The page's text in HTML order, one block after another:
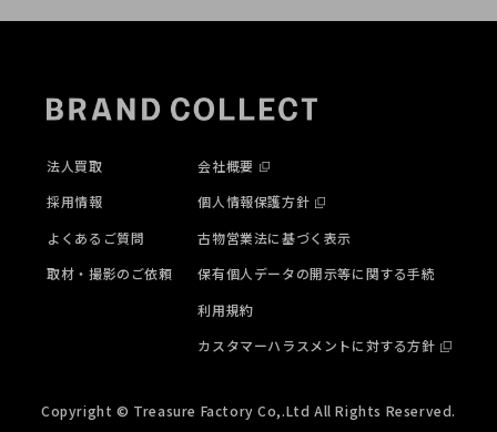
法人買取
採用情報
よくあるご質問
取材・撮影のご依頼
会社概要
個人情報保護方針
古物営業法に基づく表示
保有個人データの開示等に関する手続
利用規約
カスタマーハラスメントに対する方針
Copyright © Treasure Factory Co,.Ltd All Rights Reserved.